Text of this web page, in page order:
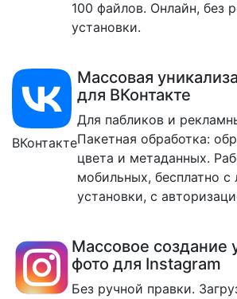
100 файлов. Онлайн, без
установки.
ВКонтакте
Массовая
для ВКонтакте
Для пабликов и
Пакетная обработка:
цвета и метаданных.
мобильных, бесплатно с
установки, с
Массовое создание
фото для Instagram
Без ручной правки.